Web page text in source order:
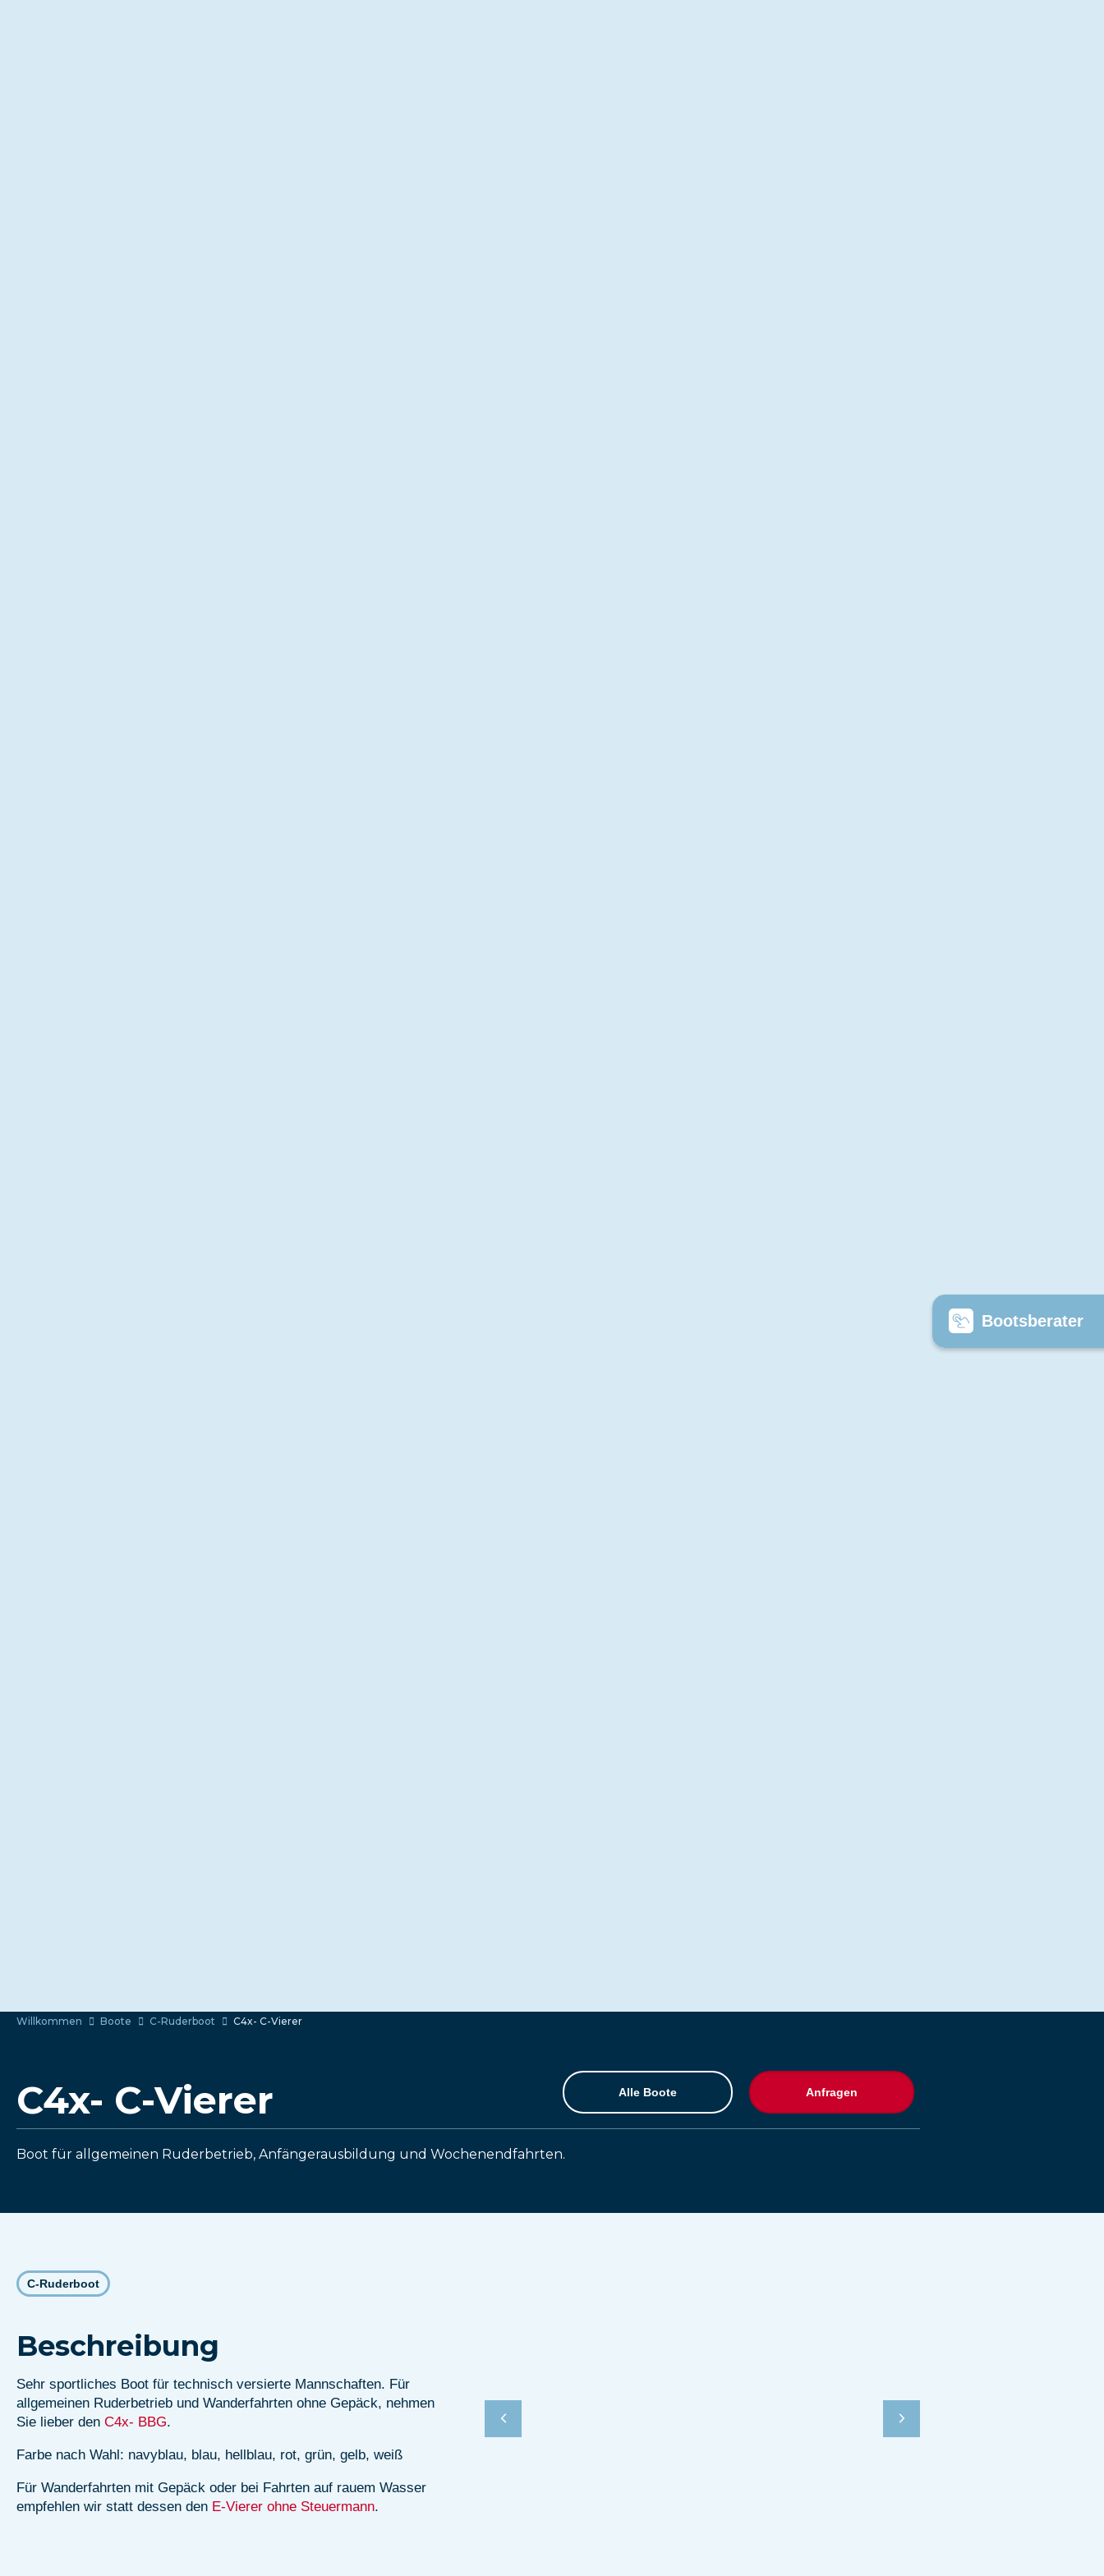
Willkommen Boote C-Ruderboot C4x- C-Vierer
C4x- C-Vierer Alle Boote Anfragen
Boot für allgemeinen Ruderbetrieb, Anfängerausbildung und Wochenendfahrten.
C-Ruderboot
Beschreibung
Sehr sportliches Boot für technisch versierte Mannschaften. Für
allgemeinen Ruderbetrieb und Wanderfahrten ohne Gepäck, nehmen
Sie lieber den C4x- BBG.
Farbe nach Wahl: navyblau, blau, hellblau, rot, grün, gelb, weiß
Für Wanderfahrten mit Gepäck oder bei Fahrten auf rauem Wasser
empfehlen wir statt dessen den E-Vierer ohne Steuermann.
Bootsberater